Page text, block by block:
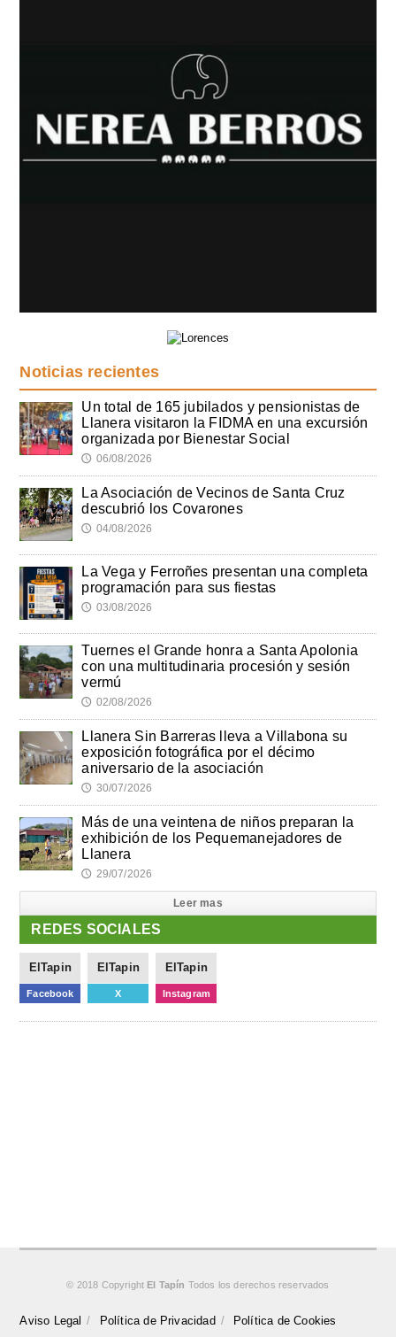
Noticias recientes
Un total de 165 jubilados y pensionistas de
Llanera visitaron la FIDMA en una excursión
organizada por Bienestar Social
🕔 06/08/2026
La Asociación de Vecinos de Santa Cruz
descubrió los Covarones
🕔 04/08/2026
La Vega y Ferroñes presentan una completa
programación para sus fiestas
🕔 03/08/2026
Tuernes el Grande honra a Santa Apolonia
con una multitudinaria procesión y sesión
vermú
🕔 02/08/2026
Llanera Sin Barreras lleva a Villabona su
exposición fotográfica por el décimo
aniversario de la asociación
🕔 30/07/2026
Más de una veintena de niños preparan la
exhibición de los Pequemanejadores de
Llanera
🕔 29/07/2026
Leer mas
REDES SOCIALES
ElTapin
Facebook
ElTapin
X
ElTapin
Instagram
© 2018 Copyright El Tapín Todos los derechos reservados
Aviso Legal Política de Privacidad Política de Cookies